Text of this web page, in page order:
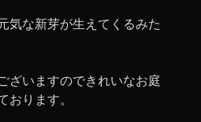
気な新芽が生えてくるみた
ざいますのできれいなお庭
おります。